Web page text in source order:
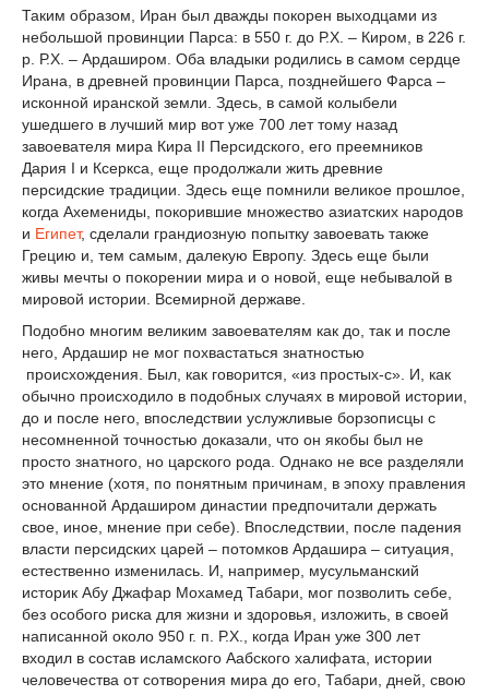
Таким образом, Иран был дважды покорен выходцами из
небольшой провинции Парса: в 550 г. до Р.Х. – Киром, в 226 г.
р. Р.Х. – Ардаширом. Оба владыки родились в самом сердце
Ирана, в древней провинции Парса, позднейшего Фарса –
исконной иранской земли. Здесь, в самой колыбели
ушедшего в лучший мир вот уже 700 лет тому назад
завоевателя мира Кира II Персидского, его преемников
Дария I и Ксеркса, еще продолжали жить древние
персидские традиции. Здесь еще помнили великое прошлое,
когда Ахемениды, покорившие множество азиатских народов
и Египет, сделали грандиозную попытку завоевать также
Грецию и, тем самым, далекую Европу. Здесь еще были
живы мечты о покорении мира и о новой, еще небывалой в
мировой истории. Всемирной державе.
Подобно многим великим завоевателям как до, так и после
него, Ардашир не мог похвастаться знатностью
происхождения. Был, как говорится, «из простых-с». И, как
обычно происходило в подобных случаях в мировой истории,
до и после него, впоследствии услужливые борзописцы с
несомненной точностью доказали, что он якобы был не
просто знатного, но царского рода. Однако не все разделяли
это мнение (хотя, по понятным причинам, в эпоху правления
основанной Ардаширом династии предпочитали держать
свое, иное, мнение при себе). Впоследствии, после падения
власти персидских царей – потомков Ардашира – ситуация,
естественно изменилась. И, например, мусульманский
историк Абу Джафар Мохамед Табари, мог позволить себе,
без особого риска для жизни и здоровья, изложить, в своей
написанной около 950 г. п. Р.Х., когда Иран уже 300 лет
входил в состав исламского Аабского халифата, истории
человечества от сотворения мира до его, Табари, дней, свою